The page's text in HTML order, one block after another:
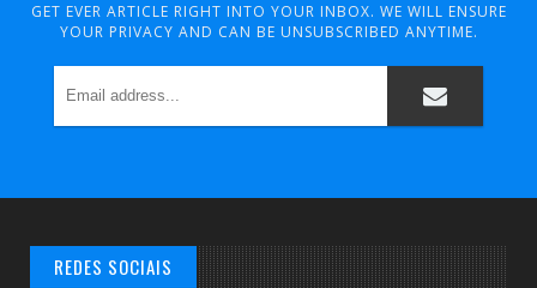
GET EVER ARTICLE RIGHT INTO YOUR INBOX. WE WILL ENSURE
YOUR PRIVACY AND CAN BE UNSUBSCRIBED ANYTIME.
REDES SOCIAIS